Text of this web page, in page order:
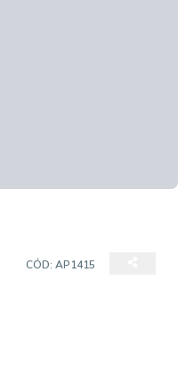
CÓD: AP1415